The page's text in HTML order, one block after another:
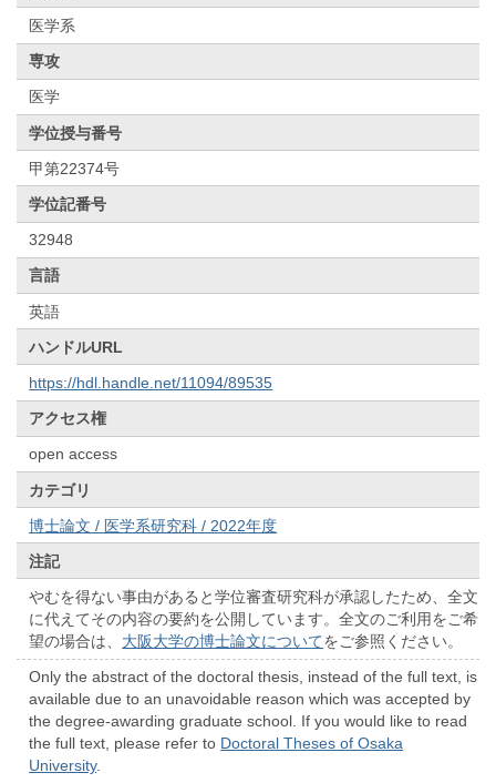
医学系
専攻
医学
学位授与番号
甲第22374号
学位記番号
32948
言語
英語
ハンドルURL
https://hdl.handle.net/11094/89535
アクセス権
open access
カテゴリ
博士論文 / 医学系研究科 / 2022年度
注記
やむを得ない事由があると学位審査研究科が承認したため、全文
に代えてその内容の要約を公開しています。全文のご利用をご希
望の場合は、 大阪大学の博士論文についてをご参照ください。
Only the abstract of the doctoral thesis, instead of the full text, is
available due to an unavoidable reason which was accepted by
the degree-awarding graduate school. If you would like to read
the full text, please refer to Doctoral Theses of Osaka
University.